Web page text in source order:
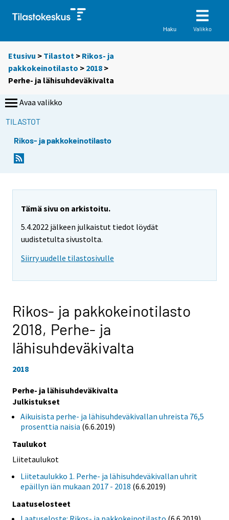
Haku Valikko
Etusivu > Tilastot > Rikos- ja
pakkokeinotilasto > 2018 >
Perhe- ja lähisuhdeväkivalta
Avaa valikko
TILASTOT
Rikos- ja pakkokeinotilasto
Tämä sivu on arkistoitu.
5.4.2022 jälkeen julkaistut tiedot löydät
uudistetulta sivustolta.
Siirry uudelle tilastosivulle
Rikos- ja pakkokeinotilasto
2018, Perhe- ja
lähisuhdeväkivalta
2018
Perhe- ja lähisuhdeväkivalta
Julkistukset
Aikuisista perhe- ja lähisuhdeväkivallan uhreista 76,5
prosenttia naisia (6.6.2019)
Taulukot
Liitetaulukot
Liitetaulukko 1. Perhe- ja lähisuhdeväkivallan uhrit
epäillyn iän mukaan 2017 - 2018 (6.6.2019)
Laatuselosteet